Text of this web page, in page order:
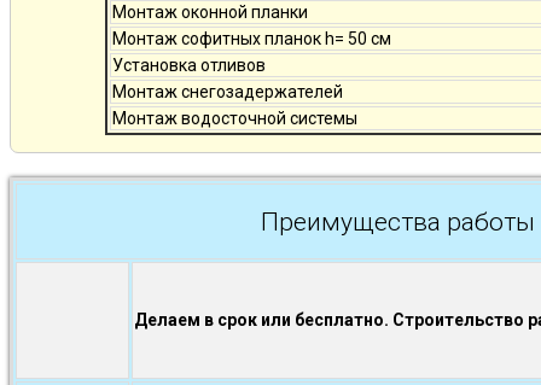
Монтаж оконной планки
Монтаж софитных планок h= 50 см
Установка отливов
Монтаж снегозадержателей
Монтаж водосточной системы
Преимущества
Делаем в срок или бесплатно. Строительство